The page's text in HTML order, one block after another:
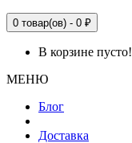
0 товар(ов) - 0 ₽
В корзине пусто!
МЕНЮ
Блог
Доставка